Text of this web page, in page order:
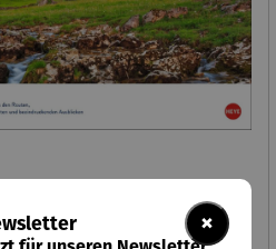
Kalender 2027 I Europas
Touren
×